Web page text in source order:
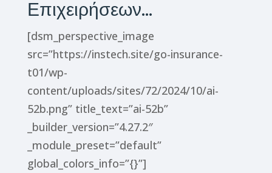
Επιχειρήσεων…
[dsm_perspective_image
src=”https://instech.site/go-insurance-
t01/wp-
content/uploads/sites/72/2024/10/ai-
52b.png” title_text=”ai-52b”
_builder_version=”4.27.2″
_module_preset=”default”
global_colors_info=”{}”]